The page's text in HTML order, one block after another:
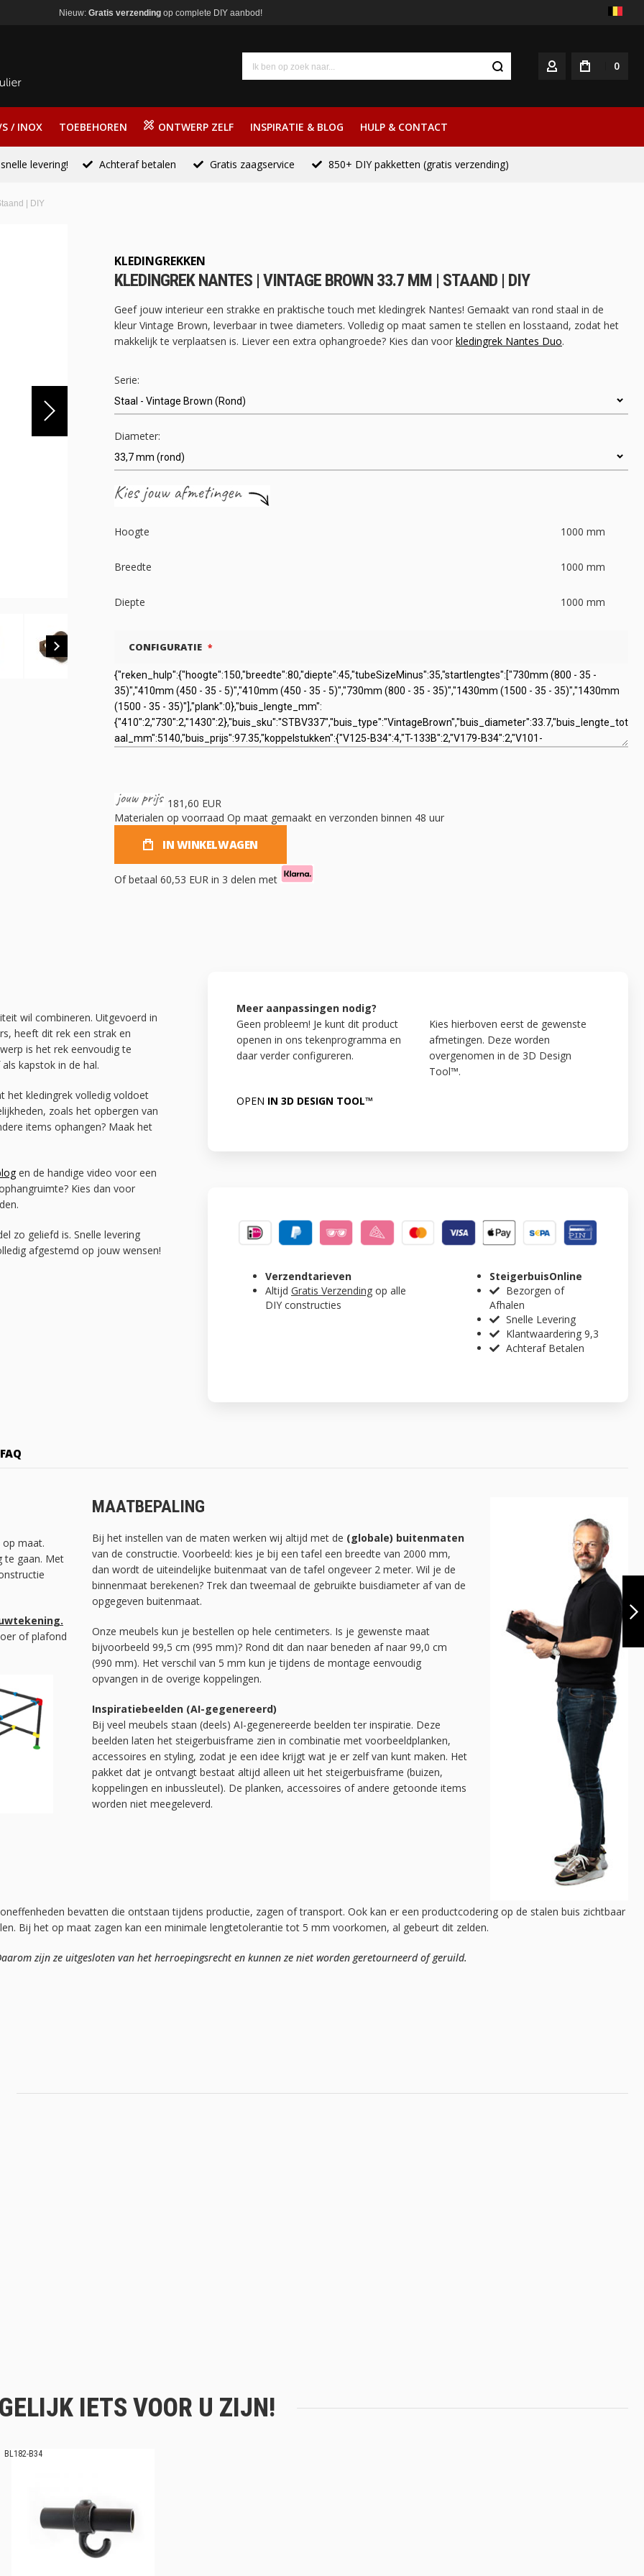
Nieuw: Gratis verzendingop complete DIY aanbod!
ACCOUNT 0
/ INOX TOEBEHOREN ONTWERP ZELF INSPIRATIE & BLOG HULP & CONTACT
levering! Achteraf betalen Gratis zaagservice 850+ DIY pakketten (gratis verzending)
| DIY
KLEDINGREK
NANTES |
VINTAGE BROWN
26.9 MM |
STAAND | DIY
VOLGENDE
KLEDINGREKKEN
KLEDINGREK NANTES | VINTAGE BROWN 33.7 MM | STAAND | DIY
Geef jouw interieur een strakke en praktische touch met kledingrek Nantes! Gemaakt van rond staal in de
kleur Vintage Brown, leverbaar in twee diameters. Volledig op maat samen te stellen en losstaand, zodat het
makkelijk te verplaatsen is. Liever een extra ophangroede? Kies dan voor kledingrek Nantes Duo.
Serie:
Diameter:
Hoogte 1000 mm
Breedte 1000 mm
Diepte 1000 mm
CONFIGURATIE
181,60 EUR
Materialen op voorraad Op maat gemaakt en verzonden binnen 48 uur
IN WINKELWAGEN
Of betaal 60,53 EUR in 3 delen met
wil combineren. Uitgevoerd in
heeft dit rek een strak en
is het rek eenvoudig te
kapstok in de hal.
het kledingrek volledig voldoet
zoals het opbergen van
items ophangen? Maak het
en de handige video voor een
Kies dan voor
zo geliefd is. Snelle levering
afgestemd op jouw wensen!
Meer aanpassingen nodig?
Geen probleem! Je kunt dit product
openen in ons tekenprogramma en
daar verder configureren.
Kies hierboven eerst de gewenste
afmetingen. Deze worden
overgenomen in de 3D Design
Tool™.
OPEN IN 3D DESIGN TOOL™
Verzendtarieven
Altijd Gratis Verzending op alle
DIY constructies
SteigerbuisOnline
Bezorgen of
Afhalen
Snelle Levering
Klantwaardering 9,3
Achteraf Betalen
op maat.
te gaan. Met
of plafond
MAATBEPALING
Bij het instellen van de maten werken wij altijd met de (globale) buitenmaten
van de constructie. Voorbeeld: kies je bij een tafel een breedte van 2000 mm,
dan wordt de uiteindelijke buitenmaat van de tafel ongeveer 2 meter. Wil je de
binnenmaat berekenen? Trek dan tweemaal de gebruikte buisdiameter af van de
opgegeven buitenmaat.
Onze meubels kun je bestellen op hele centimeters. Is je gewenste maat
bijvoorbeeld 99,5 cm (995 mm)? Rond dit dan naar beneden af naar 99,0 cm
(990 mm). Het verschil van 5 mm kun je tijdens de montage eenvoudig
opvangen in de overige koppelingen.
Inspiratiebeelden (AI-gegenereerd)
Bij veel meubels staan (deels) AI-gegenereerde beelden ter inspiratie. Deze
beelden laten het steigerbuisframe zien in combinatie met voorbeeldplanken,
accessoires en styling, zodat je een idee krijgt wat je er zelf van kunt maken. Het
pakket dat je ontvangt bestaat altijd alleen uit het steigerbuisframe (buizen,
koppelingen en inbussleutel). De planken, accessoires of andere getoonde items
worden niet meegeleverd.
bevatten die ontstaan tijdens productie, zagen of transport. Ook kan er een productcodering op de stalen buis zichtbaar
Bij het op maat zagen kan een minimale lengtetolerantie tot 5 mm voorkomen, al gebeurt dit zelden.
zijn ze uitgesloten van het herroepingsrecht en kunnen ze niet worden geretourneerd of geruild.
FAQ
IETS VOOR U ZIJN!
BL182-B34